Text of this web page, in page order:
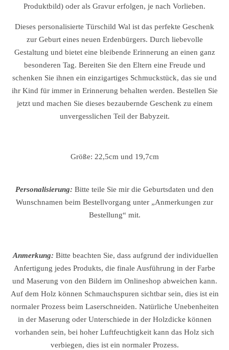
Produktbild) oder als Gravur erfolgen, je nach Vorlieben.
Dieses personalisierte Türschild Wal ist das perfekte Geschenk
zur Geburt eines neuen Erdenbürgers. Durch liebevolle
Gestaltung und bietet eine bleibende Erinnerung an einen ganz
besonderen Tag. Bereiten Sie den Eltern eine Freude und
schenken Sie ihnen ein einzigartiges Schmuckstück, das sie und
ihr Kind für immer in Erinnerung behalten werden. Bestellen Sie
jetzt und machen Sie dieses bezaubernde Geschenk zu einem
unvergesslichen Teil der Babyzeit.
Größe: 22,5cm und 19,7cm
Personalisierung: Bitte teile Sie mir die Geburtsdaten und den
Wunschnamen beim Bestellvorgang unter „Anmerkungen zur
Bestellung“ mit.
Anmerkung: Bitte beachten Sie, dass aufgrund der individuellen
Anfertigung jedes Produkts, die finale Ausführung in der Farbe
und Maserung von den Bildern im Onlineshop abweichen kann.
Auf dem Holz können Schmauchspuren sichtbar sein, dies ist ein
normaler Prozess beim Laserschneiden. Natürliche Unebenheiten
in der Maserung oder Unterschiede in der Holzdicke können
vorhanden sein, bei hoher Luftfeuchtigkeit kann das Holz sich
verbiegen, dies ist ein normaler Prozess.